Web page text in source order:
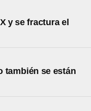
y se fractura el
también se están